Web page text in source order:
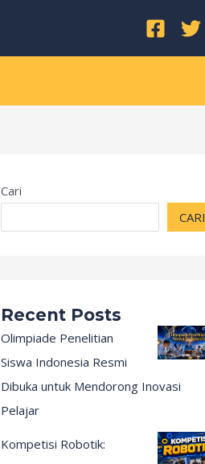
Cari
CARI
Recent Posts
Olimpiade Penelitian
Siswa Indonesia Resmi
Dibuka untuk Mendorong Inovasi
Pelajar
Kompetisi Robotik: